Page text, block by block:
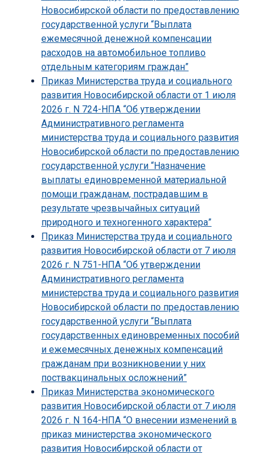
Новосибирской области по предоставлению
государственной услуги “Выплата
ежемесячной денежной компенсации
расходов на автомобильное топливо
отдельным категориям граждан”
Приказ Министерства труда и социального
развития Новосибирской области от 1 июля
2026 г. N 724-НПА “Об утверждении
Административного регламента
министерства труда и социального развития
Новосибирской области по предоставлению
государственной услуги “Назначение
выплаты единовременной материальной
помощи гражданам, пострадавшим в
результате чрезвычайных ситуаций
природного и техногенного характера”
Приказ Министерства труда и социального
развития Новосибирской области от 7 июля
2026 г. N 751-НПА “Об утверждении
Административного регламента
министерства труда и социального развития
Новосибирской области по предоставлению
государственной услуги “Выплата
государственных единовременных пособий
и ежемесячных денежных компенсаций
гражданам при возникновении у них
поствакцинальных осложнений”
Приказ Министерства экономического
развития Новосибирской области от 7 июля
2026 г. N 164-НПА “О внесении изменений в
приказ министерства экономического
развития Новосибирской области от